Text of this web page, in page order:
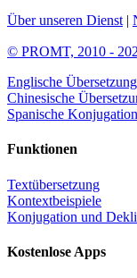
Über unseren Dienst |
© PROMT, 2010 -
Englische Übersetzung
Chinesische
Spanische Konjugation
Funktionen
Textübersetzung
Kontextbeispiele
Konjugation und
Kostenlose Apps